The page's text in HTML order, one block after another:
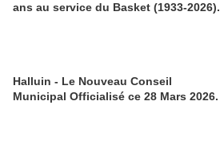
ans au service du Basket (1933-2026).
Halluin - Le Nouveau Conseil
Municipal Officialisé ce 28 Mars 2026.